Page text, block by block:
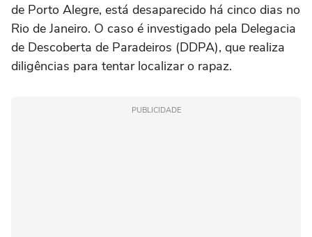
de Porto Alegre, está desaparecido há cinco dias no
Rio de Janeiro. O caso é investigado pela Delegacia
de Descoberta de Paradeiros (DDPA), que realiza
diligências para tentar localizar o rapaz.
PUBLICIDADE